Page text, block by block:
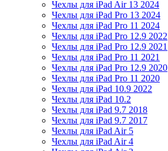
Чехлы для iPad Air 13 2024
Чехлы для iPad Pro 13 2024
Чехлы для iPad Pro 11 2024
Чехлы для iPad Pro 12.9 2022
Чехлы для iPad Pro 12.9 2021
Чехлы для iPad Pro 11 2021
Чехлы для iPad Pro 12.9 2020
Чехлы для iPad Pro 11 2020
Чехлы для iPad 10.9 2022
Чехлы для iPad 10.2
Чехлы для iPad 9.7 2018
Чехлы для iPad 9.7 2017
Чехлы для iPad Air 5
Чехлы для iPad Air 4